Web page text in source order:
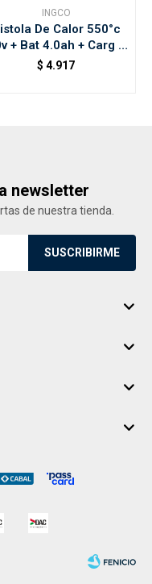
INGCO
De Calor 550°c
+ Bat 4.0ah + Carg +
Valija Y Acc
$ 4.917
newsletter
de nuestra tienda.
SUSCRIBIRME